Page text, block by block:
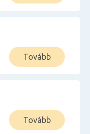
Tovább
Tovább